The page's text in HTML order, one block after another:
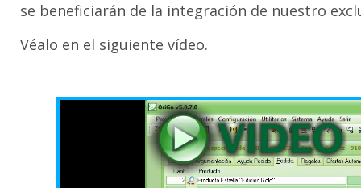
se beneficiarán de la integración de nuestro
Véalo en el siguiente vídeo.